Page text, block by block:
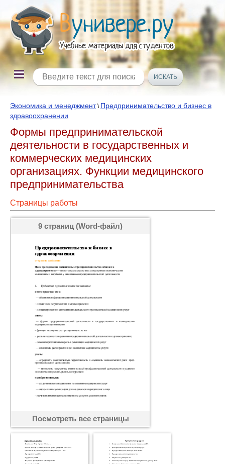
Экономика и менеджмент\ Предпринимательство и бизнес в
здравоохранении
Формы предпринимательской
деятельности в государственных и
коммерческих медицинских
организациях. Функции медицинского
предпринимательства
Страницы работы
9 страниц (Word-файл)
Посмотреть все страницы